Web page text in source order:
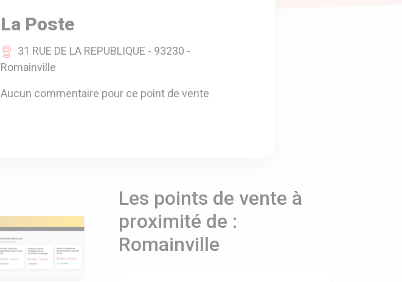
La Poste
31 RUE DE LA REPUBLIQUE - 93230 -
Romainville
Aucun commentaire pour ce point de vente
Les points de vente à
proximité de :
Romainville